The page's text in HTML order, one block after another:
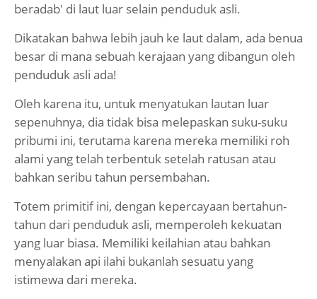
beradab' di laut luar selain penduduk asli.
Dikatakan bahwa lebih jauh ke laut dalam, ada benua
besar di mana sebuah kerajaan yang dibangun oleh
penduduk asli ada!
Oleh karena itu, untuk menyatukan lautan luar
sepenuhnya, dia tidak bisa melepaskan suku-suku
pribumi ini, terutama karena mereka memiliki roh
alami yang telah terbentuk setelah ratusan atau
bahkan seribu tahun persembahan.
Totem primitif ini, dengan kepercayaan bertahun-
tahun dari penduduk asli, memperoleh kekuatan
yang luar biasa. Memiliki keilahian atau bahkan
menyalakan api ilahi bukanlah sesuatu yang
istimewa dari mereka.